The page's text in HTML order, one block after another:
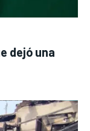
dejó una